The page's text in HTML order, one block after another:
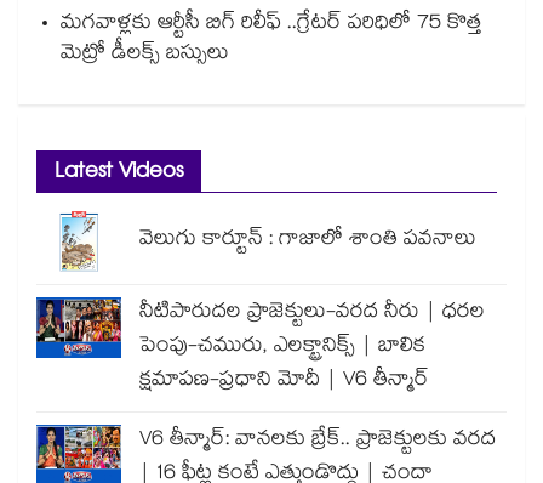
మగవాళ్లకు ఆర్టీసీ బిగ్ రిలీఫ్ ..గ్రేటర్ పరిధిలో 75 కొత్త
మెట్రో డీలక్స్ బస్సులు
Latest Videos
వెలుగు కార్టూన్ : గాజాలో శాంతి పవనాలు
నీటిపారుదల ప్రాజెక్టులు-వరద నీరు | ధరల
పెంపు-చమురు, ఎలక్ట్రానిక్స్ | బాలిక
క్షమాపణ-ప్రధాని మోదీ | V6 తీన్మార్
V6 తీన్మార్: వానలకు బ్రేక్.. ప్రాజెక్టులకు వరద
| 16 ఫీట్ల కంటే ఎత్తుండొద్దు | చందా